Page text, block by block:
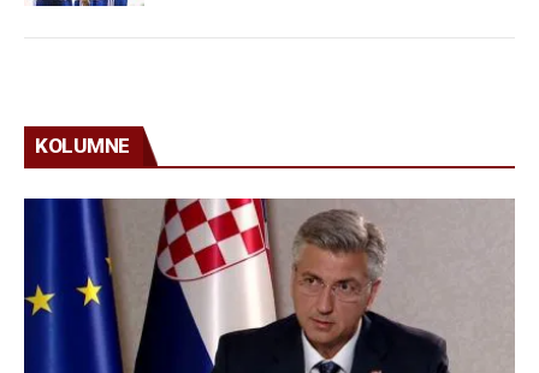
KOLUMNE